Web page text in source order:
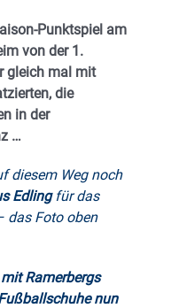
Punktspiel am
von der 1.
gleich mal mit
die
in der
…
diesem Weg noch
Edlingfür das
das Foto oben
Ramerbergs
nun